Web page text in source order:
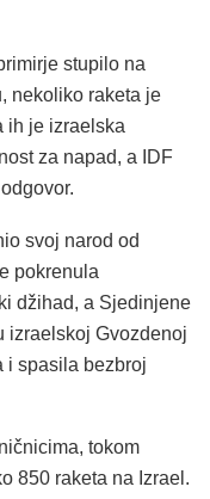
stupilo na
nekoliko raketa je
ih je izraelska
za napad, a IDF
svoj narod od
pokrenula
džihad, a Sjedinjene
izraelskoj Gvozdenoj
i spasila bezbroj
tokom
850 raketa na Izrael.